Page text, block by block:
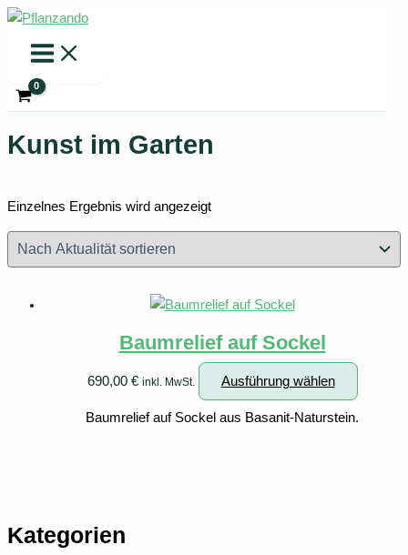
Zum
springen
Kategorien
Kunst im Garten
Einzelnes Ergebnis wird angezeigt
Baumrelief auf Sockel
690,00 € inkl. MwSt. Ausführung wählen
Produkt
weist
Baumrelief auf Sockel aus Basanit-Naturstein.